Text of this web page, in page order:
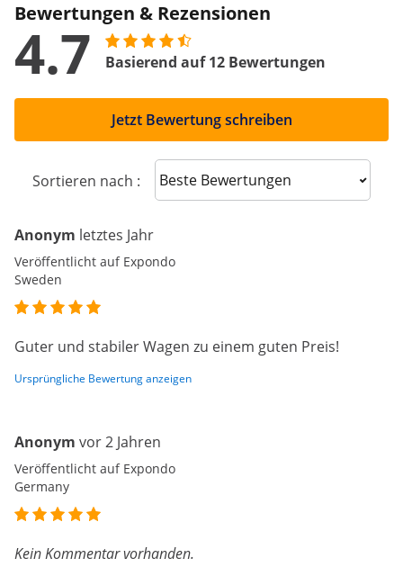
Bewertungen & Rezensionen
4.7 Basierend auf 12 Bewertungen
Jetzt Bewertung schreiben
Sortieren nach : Sort reviews
Anonym letztes Jahr
Veröffentlicht auf Expondo
Sweden
Guter und stabiler Wagen zu einem guten Preis!
Ursprüngliche Bewertung anzeigen
Anonym vor 2 Jahren
Veröffentlicht auf Expondo
Germany
Kein Kommentar vorhanden.